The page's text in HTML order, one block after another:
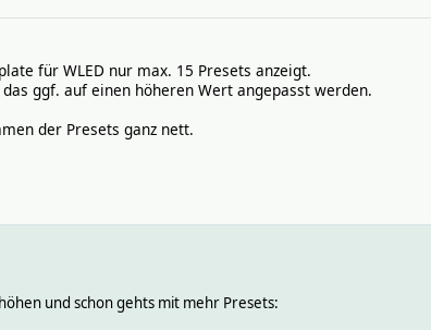
authorizationName
für WLED nur max. 15 Presets anzeigt.
ggf. auf einen höheren Wert angepasst werden.
der Presets ganz nett.
und schon gehts mit mehr Presets: